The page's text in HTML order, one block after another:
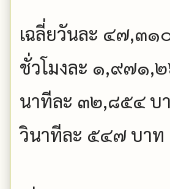
เฉลี่ยวันละ ๔๗,๓
ชั่วโมงละ ๑,๙๗๑,
นาทีละ ๓๒,๘๕๔ บ
วินาทีละ ๕๔๗ บาท